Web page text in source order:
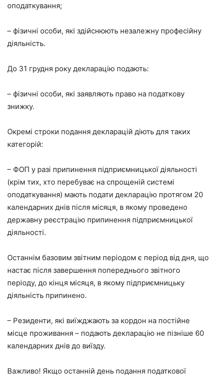
оподаткування;
– фізичні особи, які здійснюють незалежну професійну
діяльність.
До 31 грудня року декларацію подають:
– фізичні особи, які заявляють право на податкову
знижку.
Окремі строки подання декларацій діють для таких
категорій:
– ФОП у разі припинення підприємницької діяльності
(крім тих, хто перебуває на спрощеній системі
оподаткування) мають подати декларацію протягом 20
календарних днів після місяця, в якому проведено
державну реєстрацію припинення підприємницької
діяльності.
Останнім базовим звітним періодом є період від дня, що
настає після завершення попереднього звітного
періоду, до кінця місяця, в якому підприємницьку
діяльність припинено.
– Резиденти, які виїжджають за кордон на постійне
місце проживання – подають декларацію не пізніше 60
календарних днів до виїзду.
Важливо! Якщо останній день подання податкової